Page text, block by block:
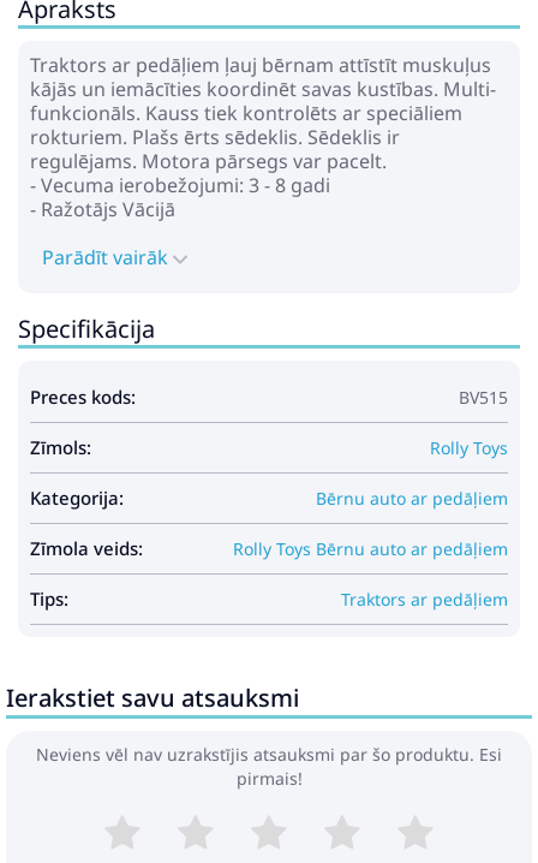
Apraksts
Traktors ar pedāļiem ļauj bērnam attīstīt muskuļus
kājās un iemācīties koordinēt savas kustības. Multi-
funkcionāls. Kauss tiek kontrolēts ar speciāliem
rokturiem. Plašs ērts sēdeklis. Sēdeklis ir
regulējams. Motora pārsegs var pacelt.
- Vecuma ierobežojumi: 3 - 8 gadi
- Ražotājs Vācijā
Parādīt vairāk
Specifikācija
Preces kods: BV515
Zīmols: Rolly Toys
Kategorija: Bērnu auto ar pedāļiem
Zīmola veids: Rolly Toys Bērnu auto ar pedāļiem
Tips: Traktors ar pedāļiem
Ierakstiet savu atsauksmi
Neviens vēl nav uzrakstījis atsauksmi par šo produktu. Esi
pirmais!